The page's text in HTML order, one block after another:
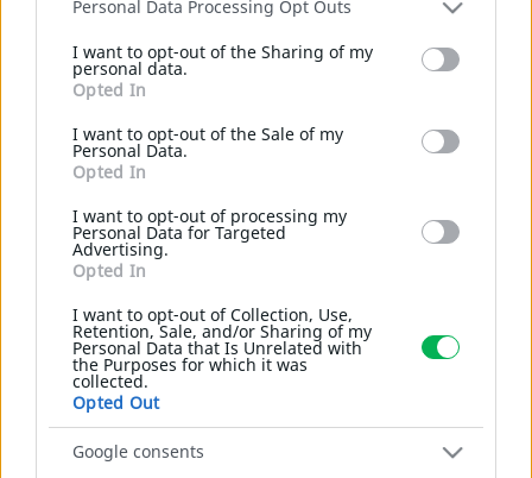
including but not limited to your visit or usage
behaviour. You may click to grant or deny consent to
Google and its third-party tags to use your data for below
specified purposes in below Google consent section.
Personal Data Processing Opt Outs
I want to opt-out of the Sharing of my
personal data.
Opted In
I want to opt-out of the Sale of my
Personal Data.
Opted In
I want to opt-out of processing my
Personal Data for Targeted
Advertising.
Opted In
I want to opt-out of Collection, Use,
Retention, Sale, and/or Sharing of my
Personal Data that Is Unrelated with
the Purposes for which it was
collected.
Opted Out
Google consents
ΓΑΛΒΑΝΙΖΕ
ΑΝΟΞΕΊΔΩΤΟ ΑΤΣΑΛΌΣΥΡΜΑ
ΓΑΛΒΑΝΙΖΈ ΑΤΣΑΛΌΣΥΡΜΑ
ΠΑΡΑΛΛΗΛΟΓΡΑΜΜΕΣ
ΤΕΤΡΑΓΩΝΕΣ
ΟΙΚΟΔΟΜΙΚΑ
ΔΙΤΡΟΧΑ
Περιφράξεις με κονσερτίνα σπιραλ
Περιφράξεις με κονσερτίνα spiral
ΠΕΡΙΣΣΌΤΕΡΑ